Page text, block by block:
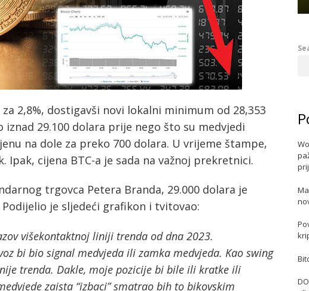
2,8%, dostigavši ​​novi lokalni minimum od 28,353
iznad 29.100 dolara prije nego što su medvjedi
na dole za preko 700 dolara. U vrijeme štampe,
Ipak, cijena BTC-a je sada na važnoj prekretnici.
trgovca Petera Branda, 29.000 dolara je
je sljedeći grafikon i tvitovao:
višekontaktnoj liniji trenda od dna 2023.
bi bio signal medvjeda ili zamka medvjeda. Kao swing
trenda. Dakle, moje pozicije bi bile ili kratke ili
zaista “izbaci” smatrao bih to bikovskim